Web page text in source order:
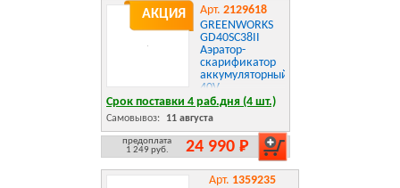
АКЦИЯ Арт. 2129618
GREENWORKS
GD40SC38II
Аэратор-
скарификатор
аккумуляторный,
40V,
бесщеточный,
без АКБ и ЗУ
[2517607]
Срок поставки 4 раб.дня (4 шт.)
Самовывоз: 11 августа
предоплата
1 249 руб.
24 990 Р
Арт. 1359235